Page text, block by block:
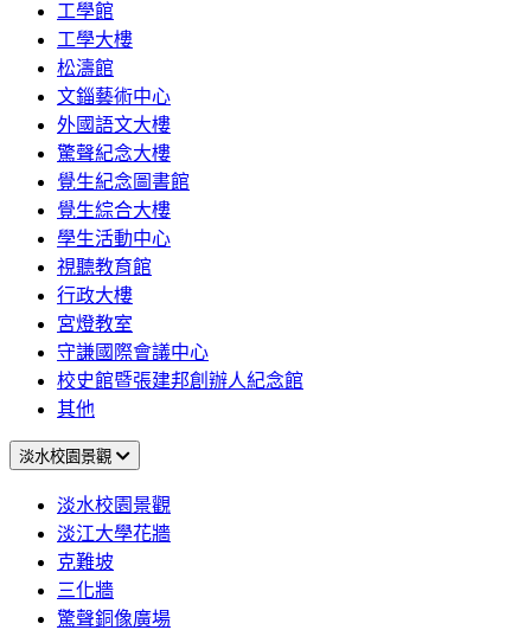
工學館
工學大樓
松濤館
文錙藝術中心
外國語文大樓
驚聲紀念大樓
覺生紀念圖書館
覺生綜合大樓
學生活動中心
視聽教育館
行政大樓
宮燈教室
守謙國際會議中心
校史館暨張建邦創辦人紀念館
其他
淡水校園景觀
淡水校園景觀
淡江大學花牆
克難坡
三化牆
驚聲銅像廣場